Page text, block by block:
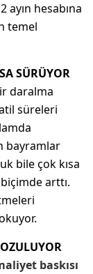
hesabına
temel
SÜRÜYOR
daralma
süreleri
bayramlar
bile çok kısa
arttı.
baskısı